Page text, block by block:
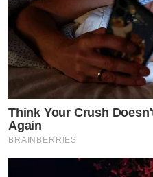
Think Your Crush
Again
BRAINBERRIES